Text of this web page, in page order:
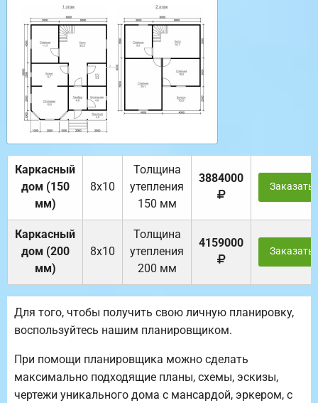
Каркасный
дом (150
мм)
8х10
Толщина
утепления
150 мм
3884000
Заказать
Каркасный
дом (200
мм)
8х10
Толщина
утепления
200 мм
4159000
Заказать
Для того, чтобы получить свою личную планировку,
воспользуйтесь нашим планировщиком.
При помощи планировщика можно сделать
максимально подходящие планы, схемы, эскизы,
чертежи уникального дома с мансардой, эркером, с